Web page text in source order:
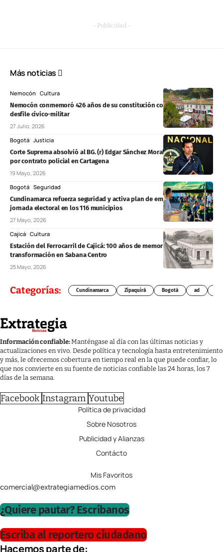
- Publicidad -
Más noticias
Nemocón Cultura
Nemocón conmemoró 426 años de su constitución colonial con
desfile cívico-militar
27 Julio, 2026
Bogotá Justicia
Corte Suprema absolvió al BG. (r) Edgar Sánchez Morales en proceso
por contrato policial en Cartagena
19 Mayo, 2026
Bogotá Seguridad
Cundinamarca refuerza seguridad y activa plan de emergencias para
jornada electoral en los 116 municipios
27 Mayo, 2026
Cajicá Cultura
Estación del Ferrocarril de Cajicá: 100 años de memoria, patrimonio y
transformación en Sabana Centro
25 Mayo, 2026
Categorías: Cundinamarca Zipaquirá Bogotá ad
Información confiable:Manténgase al día con las últimas noticias y
actualizaciones en vivo. Desde política y tecnología hasta entretenimiento
y más, le ofrecemos cobertura en tiempo real en la que puede confiar, lo
que nos convierte en su fuente de noticias confiable las 24 horas, los 7
días de la semana.
Facebook Instagram Youtube
Política de privacidad
Sobre Nosotros
Publicidad y Alianzas
Contácto
Mis Favoritos
comercial@extrategiamedios.com
¿Quiere pautar? Escríbanos
Escriba al reportero ciudadano
Hacemos parte de: